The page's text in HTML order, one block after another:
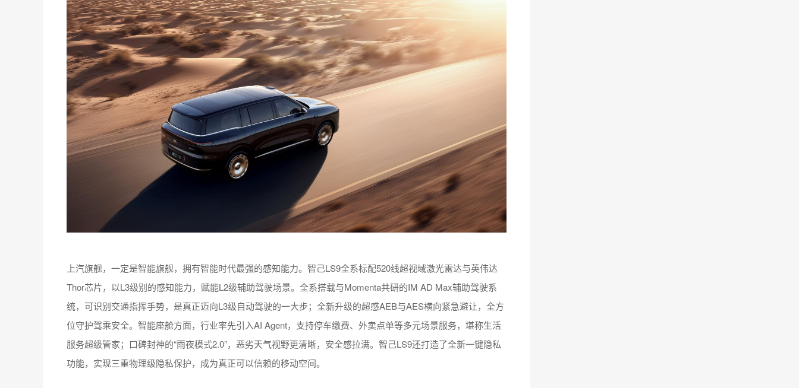
上汽旗舰，一定是智能旗舰，拥有智能时代最强的感知能力。智己LS9全系标配520线超视域激光雷达与英伟达
Thor芯片，以L3级别的感知能力，赋能L2级辅助驾驶场景。全系搭载与Momenta共研的IM AD Max辅助驾驶系
统，可识别交通指挥手势，是真正迈向L3级自动驾驶的一大步；全新升级的超感AEB与AES横向紧急避让，全方
位守护驾乘安全。智能座舱方面，行业率先引入AI Agent，支持停车缴费、外卖点单等多元场景服务，堪称生活
服务超级管家；口碑封神的“雨夜模式2.0”，恶劣天气视野更清晰，安全感拉满。智己LS9还打造了全新一键隐私
功能，实现三重物理级隐私保护，成为真正可以信赖的移动空间。